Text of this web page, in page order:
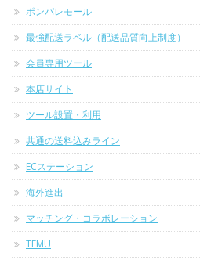
ポンパレモール
最強配送ラベル（配送品質向上制度）
会員専用ツール
本店サイト
ツール設置・利用
共通の送料込みライン
ECステーション
海外進出
マッチング・コラボレーション
TEMU